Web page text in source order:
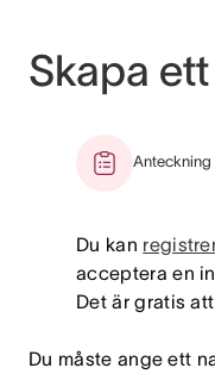
Skapa
Anteckning
Du kan
acceptera en
Det är gratis
Du måste ange ett